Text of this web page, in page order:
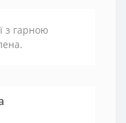
з гарною